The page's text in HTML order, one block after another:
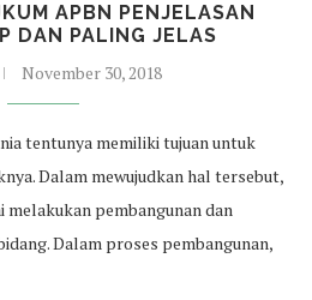
APBN PENJELASAN
DAN PALING JELAS
November 30, 2018
tentunya memiliki tujuan untuk
Dalam mewujudkan hal tersebut,
melakukan pembangunan dan
Dalam proses pembangunan,